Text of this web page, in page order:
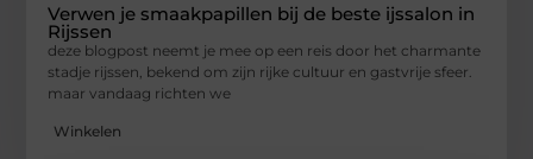
Verwen je smaakpapillen bij de beste ijssalon in
Rijssen
deze blogpost neemt je mee op een reis door het charmante
stadje rijssen, bekend om zijn rijke cultuur en gastvrije sfeer.
maar vandaag richten we
Winkelen